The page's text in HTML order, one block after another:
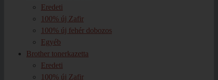
Eredeti
100% új Zafir
100% új fehér dobozos
Egyéb
Brother tonerkazetta
Eredeti
100% új Zafir